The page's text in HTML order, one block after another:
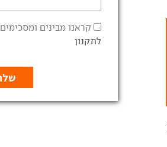
קראנו מבינים ומסכימים
לתקנון